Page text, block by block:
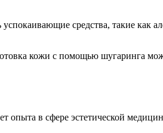
средства, такие как
кожи с помощью шугаринга
опыта в сфере эстетической